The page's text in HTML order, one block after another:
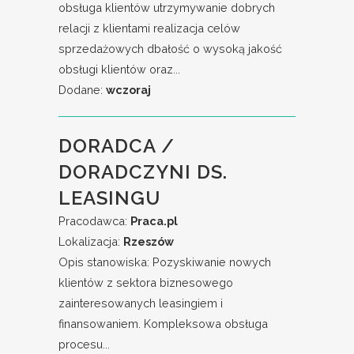
obsługa klientów utrzymywanie dobrych
relacji z klientami realizacja celów
sprzedażowych dbałość o wysoką jakość
obsługi klientów oraz...
Dodane: wczoraj
DORADCA /
DORADCZYNI DS.
LEASINGU
Pracodawca: Praca.pl
Lokalizacja: Rzeszów
Opis stanowiska: Pozyskiwanie nowych
klientów z sektora biznesowego
zainteresowanych leasingiem i
finansowaniem. Kompleksowa obsługa
procesu...